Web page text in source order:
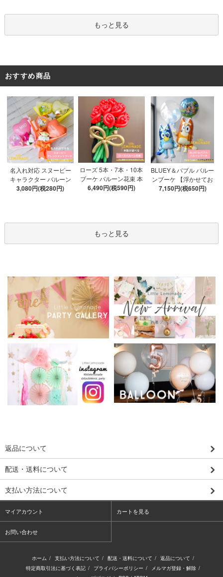
ツ52枚 推し活
もっと見る
おすすめ商品
名入れ対応 スヌーピー
キャラクター バルーン
ブーケ 選べる7種 【膨ら
3,080円(税280円)
ローズ 5本・7本・10本
ブーケ バルーン花束 本
数が選べる 【膨らませ
6,490円(税590円)
BLUEY＆バブル バルー
ンブーケ 【浮かせてお
届け】 ヘリウムガス入
7,150円(税650円)
もっと見る
返品について
配送・送料について
支払い方法について
マイアカウント カートを見る
お問い合わせ
ホーム / 支払い方法について / 配送・送料について / 返品について /
特定商取引法に基づく表記 / プライバシーポリシー / メルマガ登録・解除 /